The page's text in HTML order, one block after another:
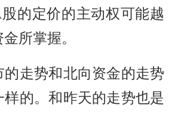
的定价的主动权可能越
所掌握。
的走势和北向资金的走势
样的。和昨天的走势也是